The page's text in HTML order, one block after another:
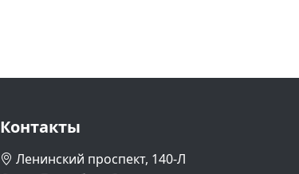
Контакты
Ленинский проспект, 140-Л